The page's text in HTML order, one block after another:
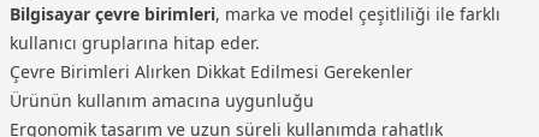
Bilgisayar çevre birimleri, marka ve model çeşitliliği ile farklı
kullanıcı gruplarına hitap eder.
Çevre Birimleri Alırken Dikkat Edilmesi Gerekenler
Ürünün kullanım amacına uygunluğu
Ergonomik tasarım ve uzun süreli kullanımda rahatlık